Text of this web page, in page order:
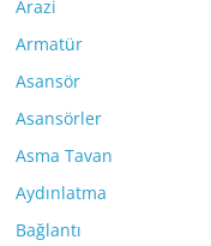
Arazi
Armatür
Asansör
Asansörler
Asma Tavan
Aydınlatma
Bağlantı